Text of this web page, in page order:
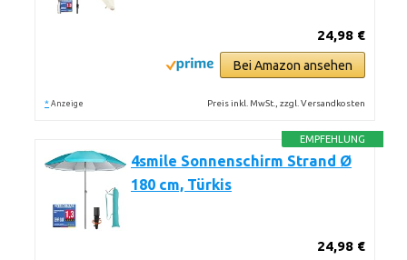
24,98 €
Bei Amazon ansehen
* Anzeige Preis inkl. MwSt., zzgl. Versandkosten
EMPFEHLUNG
4smile Sonnenschirm Strand Ø
180 cm, Türkis
24,98 €